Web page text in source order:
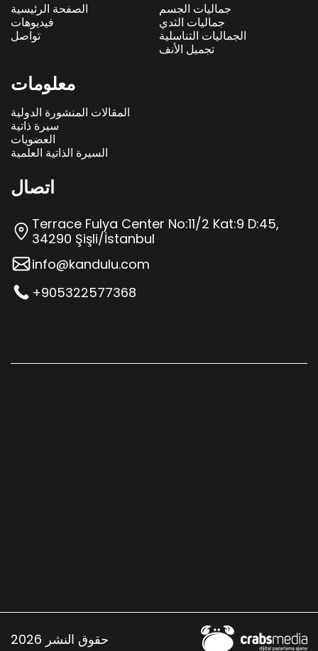
الصفحة الرئيسية
فيديوهات
تواصل
جماليات الجسم
جماليات الثدي
الجماليات التناسلية
تجميل الأنف
معلومات
المقالات المنشورة الدولية
سيرة ذاتية
العضويات
السيرة الذاتية العلمية
اتصال
Terrace Fulya Center No:11/2 Kat:9 D:45,
34290 Şişli/İstanbul
info@kandulu.com
+905322577368
حقوق النشر 2026